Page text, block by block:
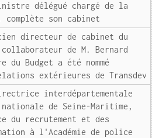
délégué chargé de la
son cabinet
directeur de cabinet du
collaborateur de M. Bernard
du Budget a été nommé
extérieures de Transdev
interdépartementale
de Seine-Maritime,
du recrutement et des
à l'Académie de police